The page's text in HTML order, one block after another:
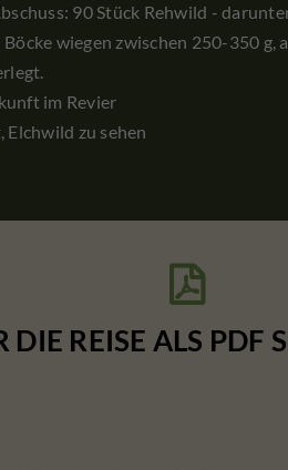
90 Stück Rehwild -
wiegen zwischen 250-350 g,
im Revier
zu sehen

DIE REISE ALS PDF